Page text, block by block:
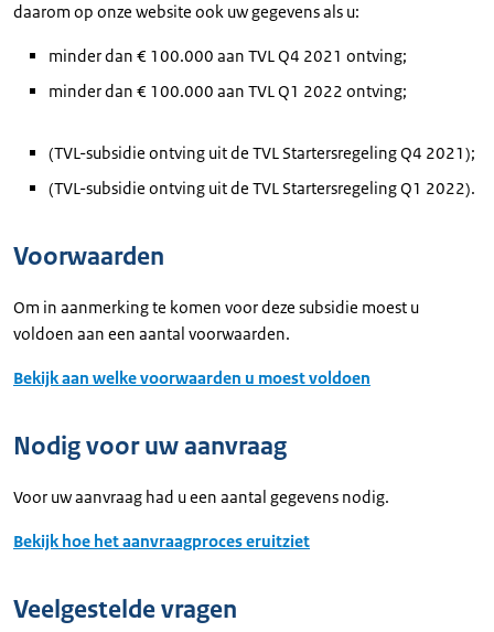
daarom op onze website ook uw gegevens als u:
minder dan € 100.000 aan TVL Q4 2021 ontving;
minder dan € 100.000 aan TVL Q1 2022 ontving;
(TVL-subsidie ontving uit de TVL Startersregeling Q4 2021);
(TVL-subsidie ontving uit de TVL Startersregeling Q1 2022).
Voorwaarden
Om in aanmerking te komen voor deze subsidie moest u
voldoen aan een aantal voorwaarden.
Bekijk aan welke voorwaarden u moest voldoen
Nodig voor uw aanvraag
Voor uw aanvraag had u een aantal gegevens nodig.
Bekijk hoe het aanvraagproces eruitziet
Veelgestelde vragen